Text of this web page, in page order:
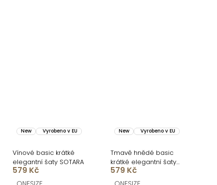
New Vyrobeno v EU
Vínové basic krátké
elegantní šaty SOTARA
579 Kč
New Vyrobeno v EU
Tmavě hnědé basic
krátké elegantní šaty
SOTARA
579 Kč